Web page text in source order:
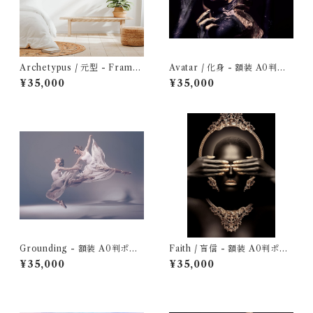
Archetypus / 元型 - Framed
A0 Poster / 額装 A0判ポス
ター
¥35,000
Avatar / 化身 - 額装 A0判ポ
スター
¥35,000
Grounding - 額装 A0判ポス
ター
¥35,000
Faith / 盲信 - 額装 A0判ポス
ター
¥35,000